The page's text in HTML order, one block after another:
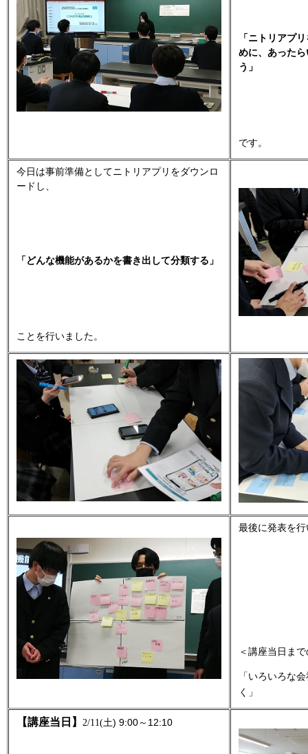
「ニトリアプ
めに、あった
う」
です。
今日は事前準備としてニトリアプリをダウンロ
ードし、
「どんな機能があるかを書き出して分類する」
ことを行いました。
最後に発表を
＜講座当日ま
「いろいろな
く」
【講座当日】 2/11(土) 9:00 ～ 12:10